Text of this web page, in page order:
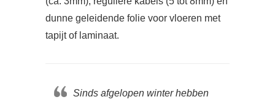
dunne geleidende folie voor vloeren met
tapijt of laminaat.
Sinds afgelopen winter hebben